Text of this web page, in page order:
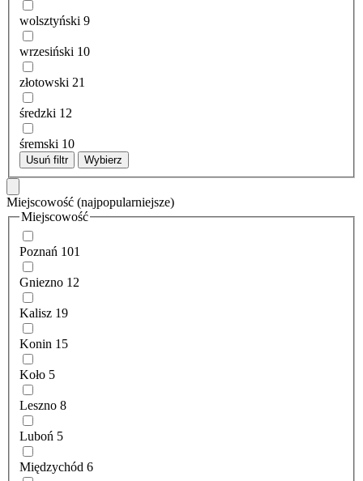
wolsztyński 9
wrzesiński 10
złotowski 21
średzki 12
śremski 10
Usuń filtr Wybierz
Miejscowość (najpopularniejsze)
Miejscowość
Poznań 101
Gniezno 12
Kalisz 19
Konin 15
Koło 5
Leszno 8
Luboń 5
Międzychód 6